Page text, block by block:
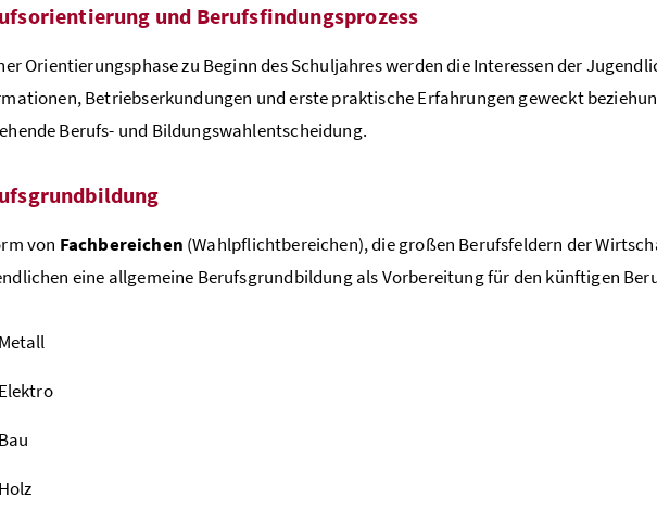
und Berufsfindungsprozess
Orientierungsphase zu Beginn des Schuljahres werden die Interessen der
Betriebserkundungen und erste praktische Erfahrungen geweckt
Berufs- und Bildungswahlentscheidung.
von Fachbereichen (Wahlpflichtbereichen), die großen Berufsfeldern der
eine allgemeine Berufsgrundbildung als Vorbereitung für den künftigen
Metall
Elektro
Bau
Holz